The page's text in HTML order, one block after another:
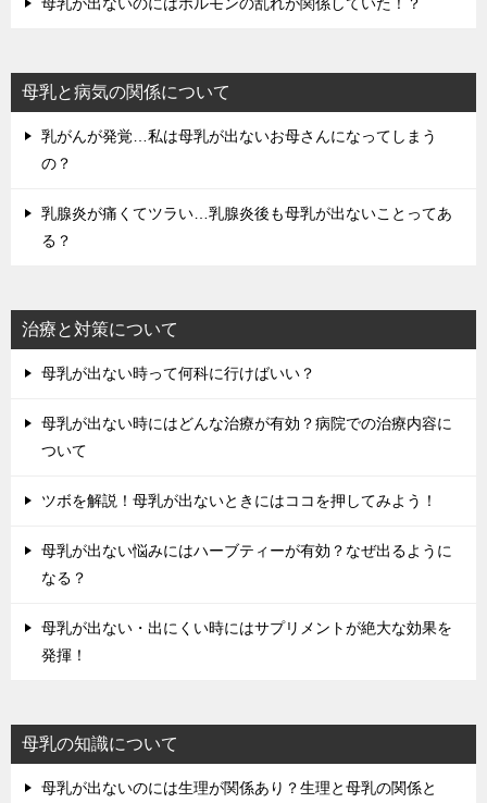
母乳と病気の関係について
乳がんが発覚…私は母乳が出ないお母さんになってしまう
の？
乳腺炎が痛くてツラい…乳腺炎後も母乳が出ないことってあ
る？
治療と対策について
母乳が出ない時って何科に行けばいい？
母乳が出ない時にはどんな治療が有効？病院での治療内容に
ついて
ツボを解説！母乳が出ないときにはココを押してみよう！
母乳が出ない悩みにはハーブティーが有効？なぜ出るように
なる？
母乳が出ない・出にくい時にはサプリメントが絶大な効果を
発揮！
母乳の知識について
母乳が出ないのには生理が関係あり？生理と母乳の関係と